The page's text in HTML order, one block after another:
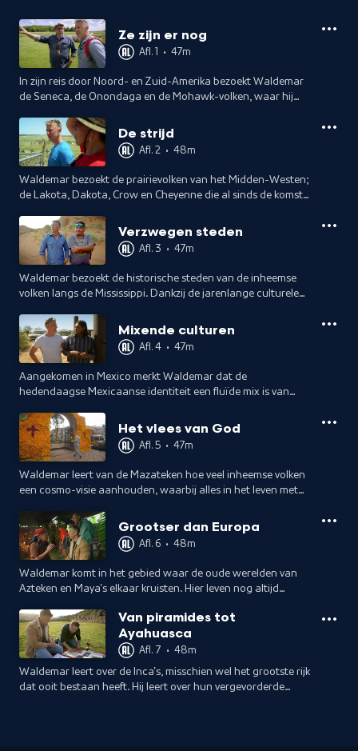
Ze zijn er nog
Afl. 1 • 47m
In zijn reis door Noord- en Zuid-Amerika bezoekt Waldemar
de Seneca, de Onondaga en de Mohawk-volken, waar hij
culturen.
De strijd
Afl. 2 • 48m
Waldemar bezoekt de prairievolken van het Midden-Westen;
de Lakota, Dakota, Crow en Cheyenne die al sinds de komst
grondgebied en levenswijze.Verzwegen steden
Afl. 3 • 47m
Waldemar bezoekt de historische steden van de inheemse
volken langs de Mississippi. Dankzij de jarenlange culturele
bij ons onbekend.
Mixende culturen
Afl. 4 • 47m
Aangekomen in Mexico merkt Waldemar dat de
hedendaagse Mexicaanse identiteit een fluïde mix is van
en tradities als gevolg.Het vlees van God
Afl. 5 • 47m
Waldemar leert van de Mazateken hoe veel inheemse volken
een cosmo-visie aanhouden, waarbij alles in het leven met
Grootser dan Europa
Afl. 6 • 48m
Waldemar komt in het gebied waar de oude werelden van
Azteken en Maya's elkaar kruisten. Hier leven nog altijd
vrijhandelsverdragen met de VS.Van piramides tot
Ayahuasca
Afl. 7 • 48m
Waldemar leert over de Inca's, misschien wel het grootste rijk
dat ooit bestaan heeft. Hij leert over hun vergevorderde